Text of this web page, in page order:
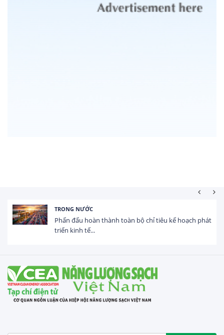
TRONG NƯỚC
Phấn đấu hoàn thành toàn bộ chỉ tiêu kế hoạch phát
triển kinh tế...